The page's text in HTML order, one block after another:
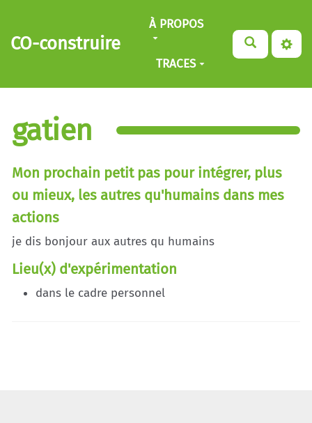
Aller au contenu principal
CO-construire
À PROPOS
TRACES
gatien
Mon prochain petit pas pour intégrer, plus
ou mieux, les autres qu'humains dans mes
actions
je dis bonjour aux autres qu humains
Lieu(x) d'expérimentation
dans le cadre personnel